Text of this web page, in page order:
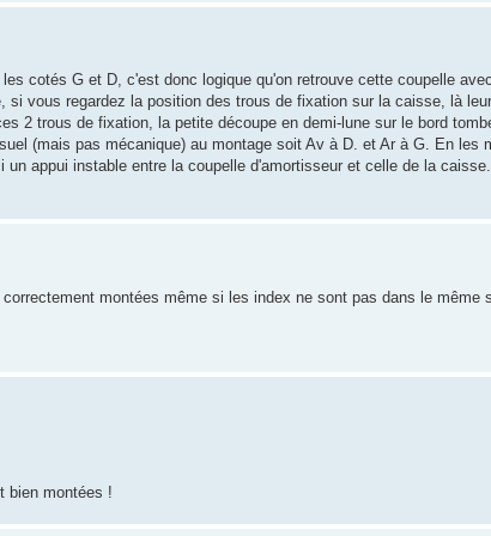
cotés G et D, c'est donc logique qu'on retrouve cette coupelle
si vous regardez la position des trous de fixation sur la caisse, là
2 trous de fixation, la petite découpe en demi-lune sur le bord
(mais pas mécanique) au montage soit Av à D. et Ar à G. En les
appui instable entre la coupelle d'amortisseur et celle de la caisse.
montées même si les index ne sont pas dans le même
bien montées !